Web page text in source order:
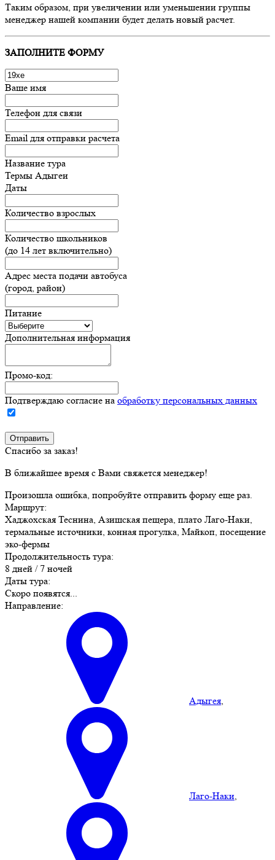
Таким образом, при увеличении или уменьшении группы
менеджер нашей компании будет делать новый расчет.
ЗАПОЛНИТЕ ФОРМУ
Ваше имя
Телефон для связи
Email для отправки расчета
Название тура
Термы Адыгеи
Даты
Количество взрослых
Количество школьников
(до 14 лет включительно)
Адрес места подачи автобуса
(город, район)
Питание
Дополнительная информация
Промо-код:
Подтверждаю согласие на обработку персональных данных
Спасибо за заказ!
В ближайшее время с Вами свяжется менеджер!
Произошла ошибка, попробуйте отправить форму еще раз.
Маршрут:
Хаджохская Теснина, Азишская пещера, плато Лаго-Наки,
термальные источники, конная прогулка, Майкоп, посещение
эко-фермы
Продолжительность тура:
8 дней / 7 ночей
Даты тура:
Скоро появятся...
Направление:
Адыгея,
Лаго-Наки,